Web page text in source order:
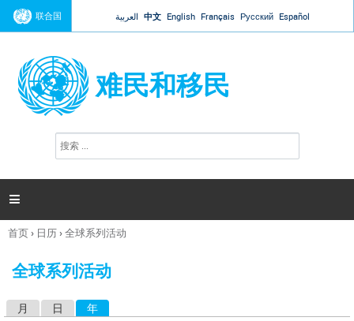
Jump to navigation
联合国 العربية 中文 English Français Русский Español
难民和移民
搜
索

你
这
首页› 日历›全球系列活动
全球系列活动
月 日 年